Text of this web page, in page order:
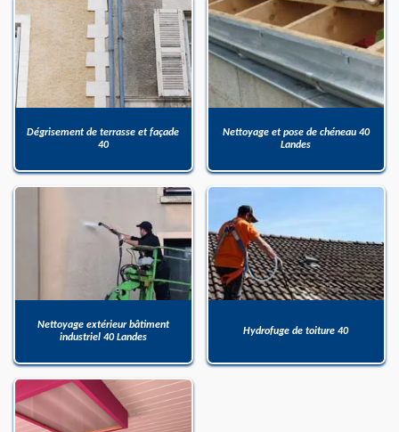
Dégrisement de terrasse et façade
40
Nettoyage et pose de chéneau 40
Landes
Nettoyage extérieur bâtiment
industriel 40 Landes
Hydrofuge de toiture 40